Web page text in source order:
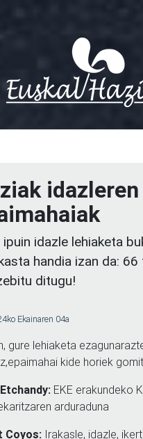
idazleren
ipuin idazle lehiaketa
handia izan da: 66
ditugu!
Ekainaren 04a
gure lehiaketa
kide horiek
EKE erakundeko
arduraduna
Coyos: Irakasle, idazle,